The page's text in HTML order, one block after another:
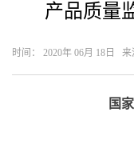
产品质量
时间： 2020年 06月 18日
国